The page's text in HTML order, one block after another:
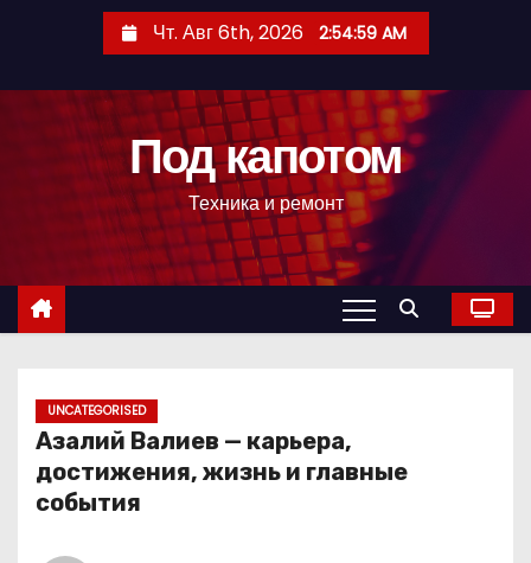
с
Чт. Авг 6th, 2026 2:55:00 AM
Под капотом
Техника и ремонт
UNCATEGORISED
Азалий Валиев — карьера,
достижения, жизнь и главные
события